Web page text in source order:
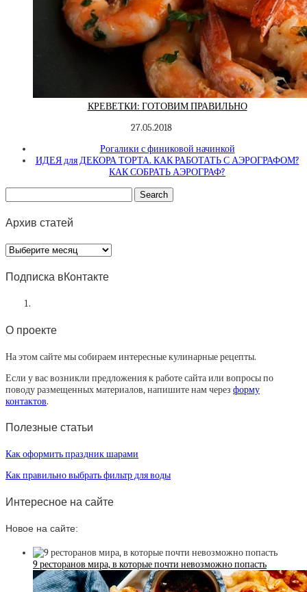
КРЕВЕТКИ: ГОТОВИМ ПРАВИЛЬНО
27.05.2018
Рогалики с финиковой начинкой
ИДЕЯ для ДЕКОРА ТОРТА. КАК РАБОТАТЬ С АЭРОГРАФОМ?
КАК СОБРАТЬ АЭРОГРАФ?
Архив статей
Архив
статей
Подписка вКонтакте
О проекте
На этом сайте мы собираем интересные кулинарные рецепты.
Если у вас возникли предложения к работе сайта или вопросы по
поводу размещенных материалов, напишите нам через форму
контактов.
Полезные статьи
Как оформить праздник шарами
Как правильно выбрать фильтр для воды
Интересное на сайте
Новое на сайте:
9 ресторанов мира, в которые почти невозможно попасть